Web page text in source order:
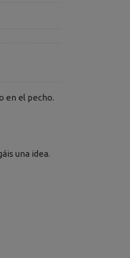
en el pecho.
una idea.